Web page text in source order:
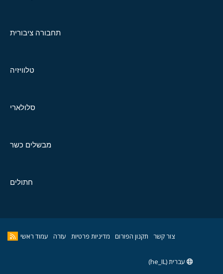
תחבורה ציבורית
טלוויזיה
סלולארי
מבשלים כשר
חתולים
צור קשר תקנון הפורום מדיניות פרטיות עזרה עמוד ראשי
עברית (he_IL)